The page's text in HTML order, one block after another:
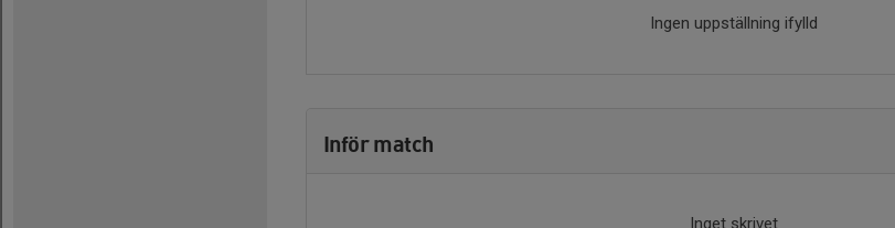
Ingen uppställning ifylld
Inför match
Inget skrivet